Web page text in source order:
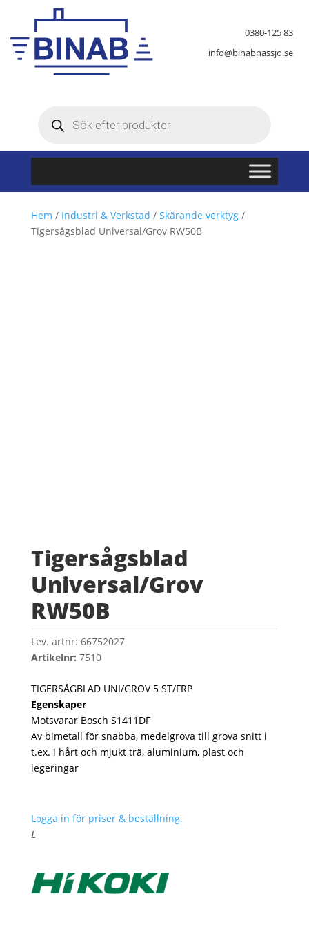
0380-125 83
info@binabnassjo.se
Hem / Industri & Verkstad / Skärande verktyg/
Tigersågsblad Universal/Grov RW50B
Tigersågsblad
Universal/Grov
RW50B
Lev. artnr: 66752027
Artikelnr: 7510
TIGERSÅGBLAD UNI/GROV 5 ST/FRP
Egenskaper
Motsvarar Bosch S1411DF
Av bimetall för snabba, medelgrova till grova snitt i
t.ex. i hårt och mjukt trä, aluminium, plast och
legeringar
Logga in för priser & beställning.
L